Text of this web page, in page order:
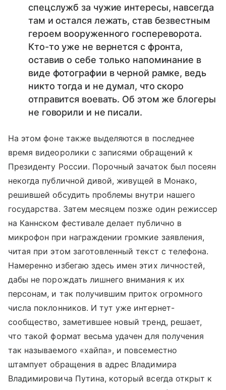
спецслужб за чужие интересы, навсегда
там и остался лежать, став безвестным
героем вооруженного госпереворота.
Кто-то уже не вернется с фронта,
оставив о себе только напоминание в
виде фотографии в черной рамке, ведь
никто тогда и не думал, что скоро
отправится воевать. Об этом же блогеры
не говорили и не писали.
На этом фоне также выделяются в последнее
время видеоролики с записями обращений к
Президенту России. Порочный зачаток был посеян
некогда публичной дивой, живущей в Монако,
решившей обсудить проблемы внутри нашего
государства. Затем месяцем позже один режиссер
на Каннском фестивале делает публично в
микрофон при награждении громкие заявления,
читая при этом заготовленный текст с телефона.
Намеренно избегаю здесь имен этих личностей,
дабы не порождать лишнего внимания к их
персонам, и так получившим приток огромного
числа поклонников. И тут уже интернет-
сообщество, заметившее новый тренд, решает,
что такой формат весьма удачен для получения
так называемого «хайпа», и повсеместно
штампует обращения в адрес Владимира
Владимировича Путина, который всегда открыт к